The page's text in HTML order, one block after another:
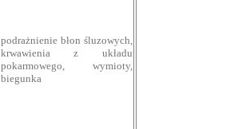
podrażnienie błon śluzowych,
krwawienia z układu
pokarmowego, wymioty,
biegunka